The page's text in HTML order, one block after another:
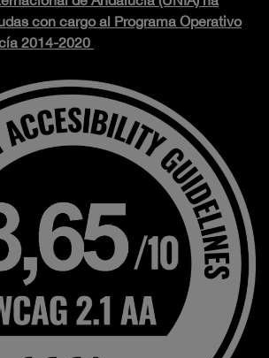
con cargo al Programa Operativo
2014-2020